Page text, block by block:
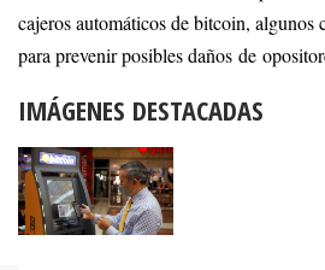
cajeros automáticos de bitcoin, algunos
para prevenir posibles daños de
IMÁGENES DESTACADAS